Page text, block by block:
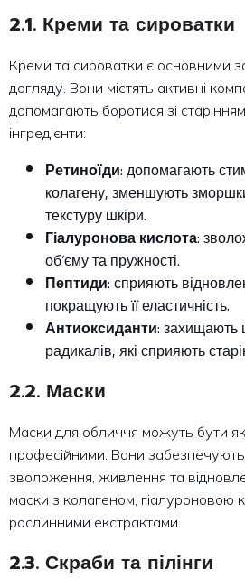
2.1. Креми та сироватки
Креми та сироватки є основними
догляду. Вони містять активні
допомагають боротися зі
інгредієнти:
Ретиноїди: допомагають
колагену, зменшують
текстуру шкіри.
Гіалуронова кислота:
об’єму та пружності.
Пептиди: сприяють
покращують її еластичність.
Антиоксиданти: захищають
радикалів, які сприяють
2.2. Маски
Маски для обличчя можуть бути
професійними. Вони забезпечують
зволоження, живлення та
маски з колагеном, гіалуроновою
рослинними екстрактами.
2.3. Скраби та пілінги